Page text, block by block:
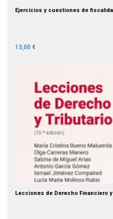
Ejercicios y cuestiones de
13,00 €
Lecciones de Derecho Financiero